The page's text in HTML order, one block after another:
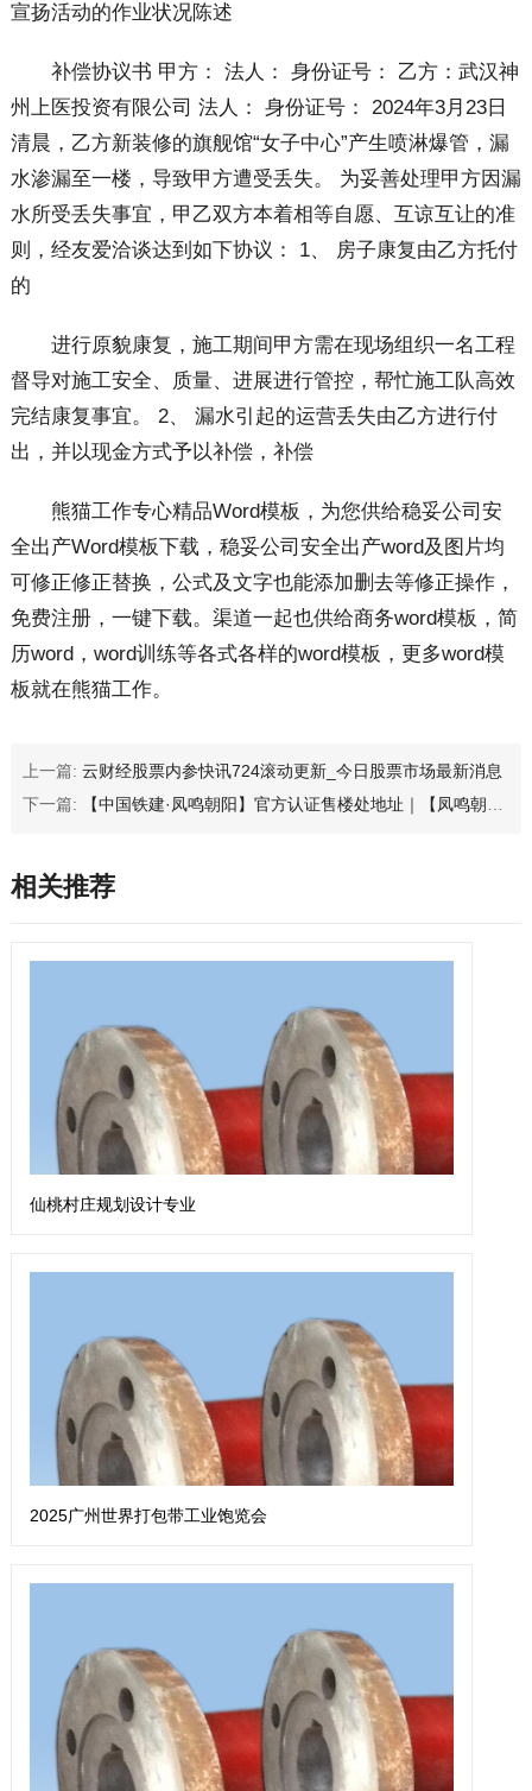
宣扬活动的作业状况陈述
补偿协议书 甲方： 法人： 身份证号： 乙方：武汉神
州上医投资有限公司 法人： 身份证号： 2024年3月23日
清晨，乙方新装修的旗舰馆“女子中心”产生喷淋爆管，漏
水渗漏至一楼，导致甲方遭受丢失。 为妥善处理甲方因漏
水所受丢失事宜，甲乙双方本着相等自愿、互谅互让的准
则，经友爱洽谈达到如下协议： 1、 房子康复由乙方托付
的
进行原貌康复，施工期间甲方需在现场组织一名工程
督导对施工安全、质量、进展进行管控，帮忙施工队高效
完结康复事宜。 2、 漏水引起的运营丢失由乙方进行付
出，并以现金方式予以补偿，补偿
熊猫工作专心精品Word模板，为您供给稳妥公司安
全出产Word模板下载，稳妥公司安全出产word及图片均
可修正修正替换，公式及文字也能添加删去等修正操作，
免费注册，一键下载。渠道一起也供给商务word模板，简
历word，word训练等各式各样的word模板，更多word模
板就在熊猫工作。
上一篇: 云财经股票内参快讯724滚动更新_今日股票市场最新消息
下一篇:
【中国铁建·凤鸣朝阳】官方认证售楼处地址｜【凤鸣朝阳】官方专属咨询热线_免费看房预约_售楼处电话_楼盘资料首发
相关推荐
仙桃村庄规划设计专业
2025广州世界打包带工业饱览会